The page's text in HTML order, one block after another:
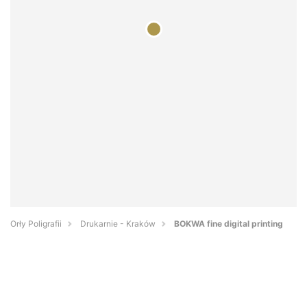
Orły Poligrafii Drukarnie - Kraków BOKWA fine digital printing